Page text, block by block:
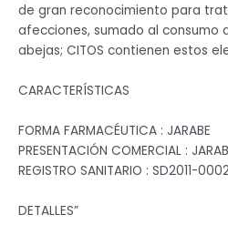
de gran reconocimiento para
afecciones, sumado al consumo
abejas; CITOS contienen estos
CARACTERÍSTICAS
FORMA FARMACÉUTICA : JARABE
PRESENTACIÓN COMERCIAL :
REGISTRO SANITARIO : SD2011-
DETALLES”